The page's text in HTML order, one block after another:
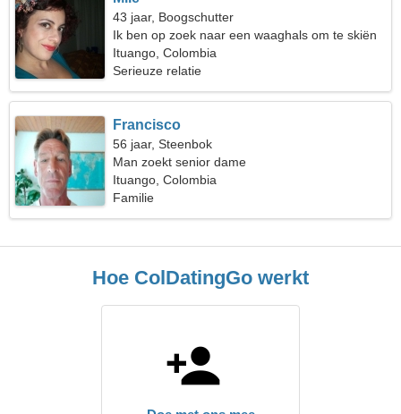
43 jaar, Boogschutter
Ik ben op zoek naar een waaghals om te skiën
Ituango, Colombia
Serieuze relatie
Francisco
56 jaar, Steenbok
Man zoekt senior dame
Ituango, Colombia
Familie
Hoe ColDatingGo werkt